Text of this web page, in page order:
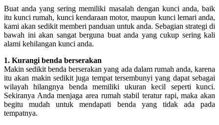
Buat anda yang sering memiliki masalah dengan kunci anda, baik
itu kunci rumah, kunci kendaraan motor, maupun kunci lemari anda,
kami akan sedikit memberi panduan untuk anda. Sebagian strategi di
bawah ini akan sangat berguna buat anda yang cukup sering kali
alami kehilangan kunci anda.
1. Kurangi benda berserakan
Makin sedikit benda berserakan yang ada dalam rumah anda, karena
itu akan makin sedikit juga tempat tersembunyi yang dapat sebagai
wilayah hilangnya benda memiliki ukuran kecil seperti kunci.
Sekiranya Anda menjaga area rumah stabil teratur rapi, maka akan
begitu mudah untuk mendapati benda yang tidak ada pada
tempatnya.